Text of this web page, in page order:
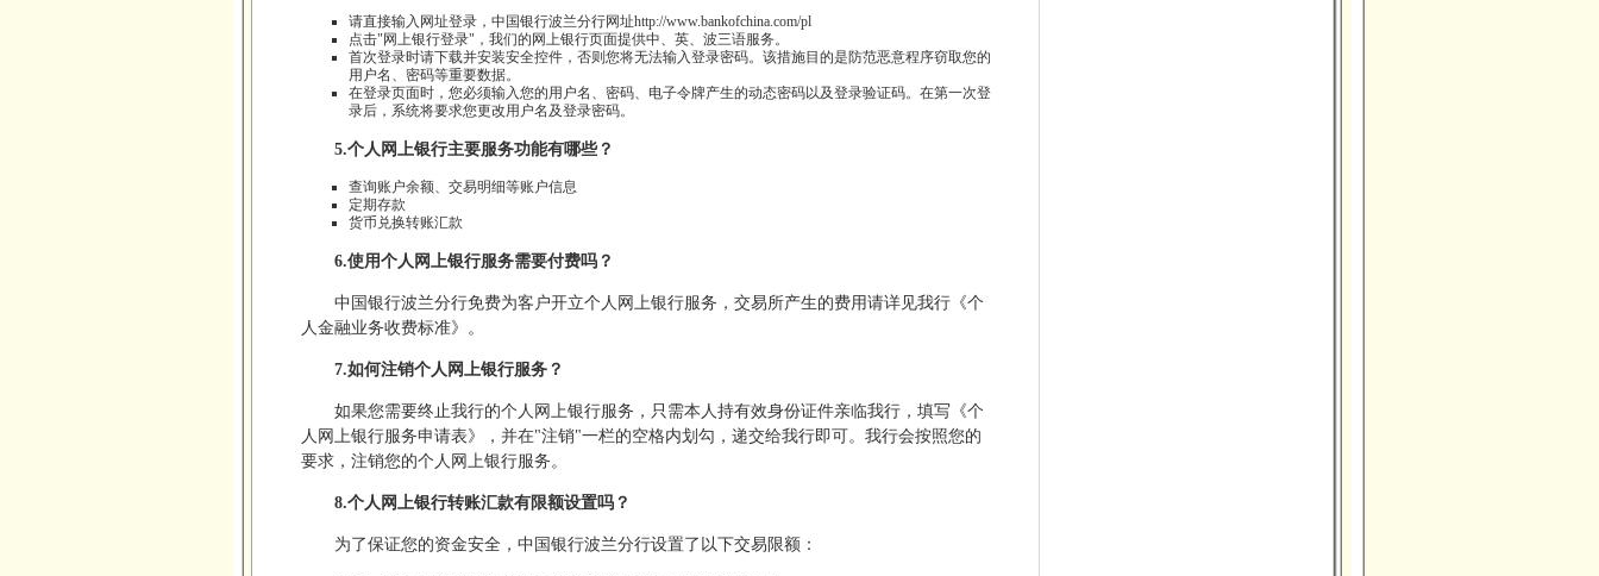
请直接输入网址登录，中国银行波兰分行网址http://www.bankofchina.com/pl
点击"网上银行登录"，我们的网上银行页面提供中、英、波三语服务。
首次登录时请下载并安装安全控件，否则您将无法输入登录密码。该措施目的是防范恶意程序窃取您的
用户名、密码等重要数据。
在登录页面时，您必须输入您的用户名、密码、电子令牌产生的动态密码以及登录验证码。在第一次登
录后，系统将要求您更改用户名及登录密码。
5.个人网上银行主要服务功能有哪些？
查询账户余额、交易明细等账户信息
定期存款
货币兑换转账汇款
6.使用个人网上银行服务需要付费吗？
中国银行波兰分行免费为客户开立个人网上银行服务，交易所产生的费用请详见我行《个
人金融业务收费标准》。
7.如何注销个人网上银行服务？
如果您需要终止我行的个人网上银行服务，只需本人持有效身份证件亲临我行，填写《个
人网上银行服务申请表》，并在"注销"一栏的空格内划勾，递交给我行即可。我行会按照您的
要求，注销您的个人网上银行服务。
8.个人网上银行转账汇款有限额设置吗？
为了保证您的资金安全，中国银行波兰分行设置了以下交易限额：